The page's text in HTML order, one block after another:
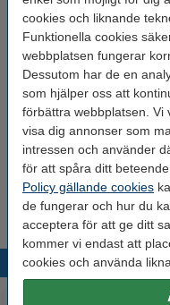
cookies och liknande
Funktionella cookies
webbplatsen fungerar
Dessutom har de en
som hjälper oss att
förbättra webbplatsen. Vi
visa dig annonser som
intressen och använder
för att spåra ditt
Policy gällande cookies
de fungerar och hur du
acceptera för att ge ditt
kommer vi endast att
cookies och använda
Hålat 500 ark
ark
85 kr
Tips
Vi råder er att beställa